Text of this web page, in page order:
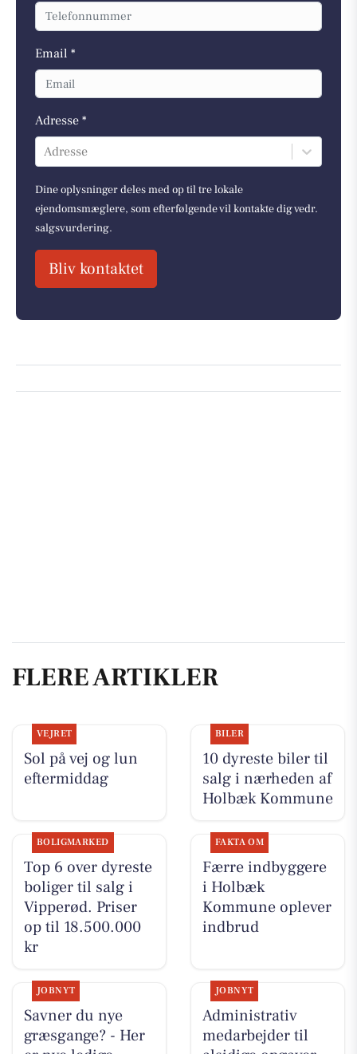
Email *
Adresse *
Adresse
Dine oplysninger deles med op til tre lokale
ejendomsmæglere, som efterfølgende vil kontakte dig vedr.
salgsvurdering.
Bliv kontaktet
FLERE ARTIKLER
VEJRET
Sol på vej og lun
eftermiddag
BILER
10 dyreste biler til
salg i nærheden af
Holbæk Kommune
BOLIGMARKED
Top 6 over dyreste
boliger til salg i
Vipperød. Priser
op til 18.500.000
kr
FAKTA OM
Færre indbyggere
i Holbæk
Kommune oplever
indbrud
JOBNYT
Savner du nye
græsgange? - Her
JOBNYT
Administrativ
medarbejder til